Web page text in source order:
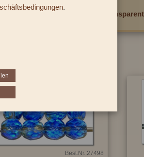
sich in folgender Kategorie:
facettiert transparent facettiert transparent
Best.Nr.:27498
.